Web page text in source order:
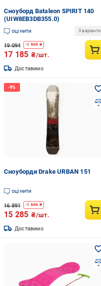
Сноуборд Bataleon SPIRIT 140
(UIW8EB3DB355.0)
оцінити 3 варіанти
19 094 -1 909 ₴
17 185 ₴/шт.
Доставимо
Сноуборди Drake URBAN 151
оцінити
16 891 -1 606 ₴
15 285 ₴/шт.
Доставимо